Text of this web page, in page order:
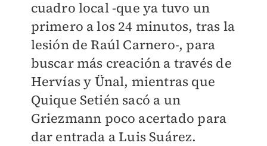
cuadro local -que ya tuvo un
primero a los 24 minutos, tras la
lesión de Raúl Carnero-, para
buscar más creación a través de
Hervías y Ünal, mientras que
Quique Setién sacó a un
Griezmann poco acertado para
dar entrada a Luis Suárez.